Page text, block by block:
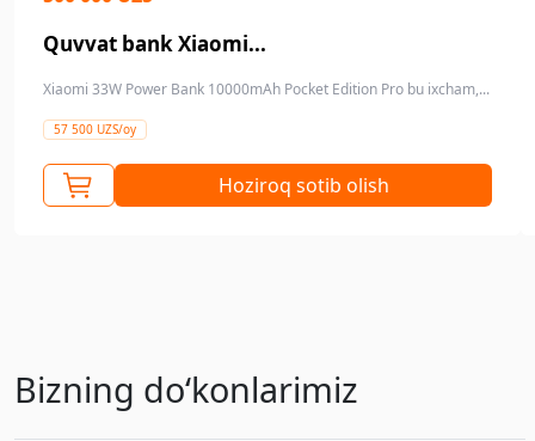
Quvvat bank Xiaomi...
Xiaomi 33W Power Bank 10000mAh Pocket Edition Pro bu ixcham,...
57 500 UZS/oy
Hoziroq sotib olish
Bizning doʻkonlarimiz